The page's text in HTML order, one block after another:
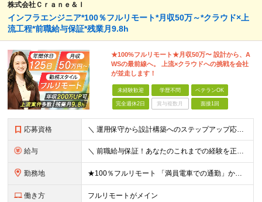
株式会社Ｃｒａｎｅ＆Ｉ
インフラエンジニア*100％フルリモート*月収50万～*クラウド×上
流工程*前職給与保証*残業月9.8h
★100%フルリモート★月収50万〜 設計から、A
WSの最前線へ。 上流×クラウドへの挑戦を会社
が並走します！
未経験歓迎 学歴不問 ベテランOK
完全週休2日 賞与複数月 面接1回
応募資格 ＼ 運用保守から設計構築へのステップアップ応援！ ／ ★学歴・分野不問（運用保守経験のみでも歓迎） ★「設計・構築に挑戦したい」「市場価値を高めたい」という意欲を重視！ ┗豊富な案件（SIer直下など
給与 ＼ 前職給与保証！あなたのこれまでの経験を正当評価 ／ ★月収50万円～スタート！【年俸600万～1,162万8,000円（12分割）】 ――「頑張りが給与に直結しない…」そんな不満とは無縁の環境で
勤務地 ★100％フルリモート 「満員電車での通勤」から卒業できます！ ★転勤なし 【本社】 東京都新宿区神楽坂1-2 研究社英語センタービル3階 本社またはプロジェクト先にて勤務いただきます！ ※プロジ
働き方 フルリモートがメイン